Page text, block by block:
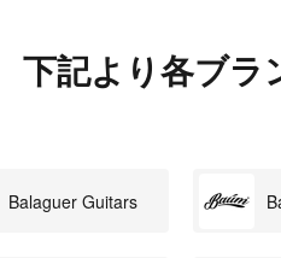
下記より各ブラ
Balaguer Guitars